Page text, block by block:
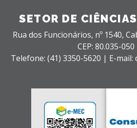
SETOR DE
Rua dos Funcionários, nº 1540,
CEP: 80.035-050
Telefone: (41) 3350-5620 | E-